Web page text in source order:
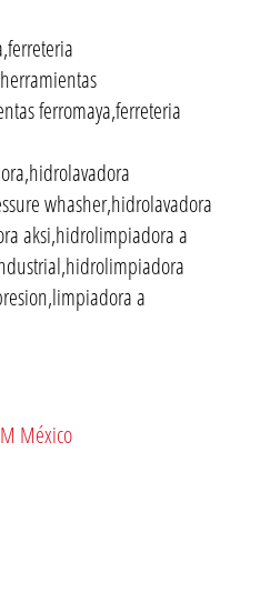
ferromaya,ferreteria
whasher,hidrolavadora
aksi,hidrolimpiadora a
a
México